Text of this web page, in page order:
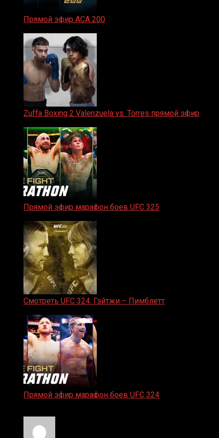
Прямой эфир ACA 200
Zuffa Boxing 2 Valenzuela vs. Torres прямой эфир
Прямой эфир марафон боев UFC 325
Смотреть UFC 324: Гэйтжи – Пимблетт
Прямой эфир марафон боев UFC 324